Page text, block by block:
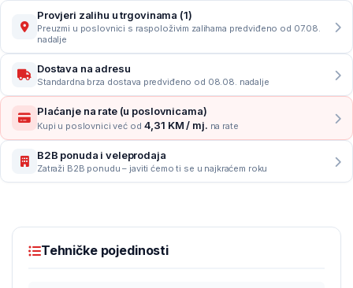
Provjeri zalihu u trgovinama (1)
Preuzmi u poslovnici s raspoloživim zalihama predviđeno od 07.08.
nadalje
Dostava na adresu
Standardna brza dostava predviđeno od 08.08. nadalje
Plaćanje na rate (u poslovnicama)
Kupi u poslovnici već od 4,31 KM / mj. na rate
B2B ponuda i veleprodaja
Zatraži B2B ponudu – javiti ćemo ti se u najkraćem roku
Tehničke pojedinosti